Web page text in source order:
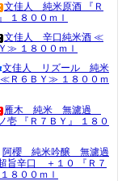
文佳人 純米原酒 『Ｒ
１８００ｍｌ
文佳人 辛口純米酒 ≪
≫ １８００ｍｌ
文佳人 リズール 純米
≪Ｒ６ＢＹ≫ １８００ｍ
雁木 純米 無濾過
壱 『Ｒ７ＢＹ』 １８０
阿櫻 純米吟醸 無濾過
旨辛口 ＋１０ 『Ｒ７
８００ｍｌ